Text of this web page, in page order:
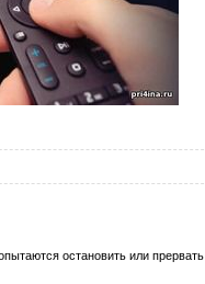
остановить или прервать